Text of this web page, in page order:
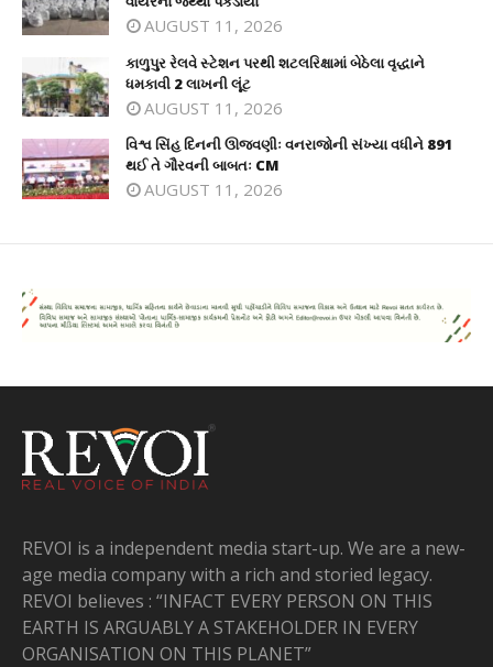
AUGUST 11, 2026
કાળુપુર રેલવે સ્ટેશન પરથી શટલરિક્ષામાં બેઠેલા વૃદ્ધાને
ધમકાવી 2 લાખની લૂંટ
AUGUST 11, 2026
વિશ્વ સિંહ દિનની ઊજવણીઃ વનરાજોની સંખ્યા વધીને 891
થઈ તે ગૌરવની બાબતઃ CM
AUGUST 11, 2026
REVOI is a independent media start-up. We are a new-
age media company with a rich and storied legacy.
REVOI believes : “INFACT EVERY PERSON ON THIS
EARTH IS ARGUABLY A STAKEHOLDER IN EVERY
ORGANISATION ON THIS PLANET”